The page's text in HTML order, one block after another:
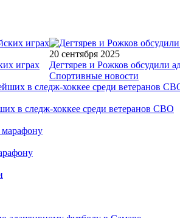
играх
20 сентября 2025
Дегтярев и Рожков обсудили
Спортивные новости
в следж-хоккее среди ветеранов СВО